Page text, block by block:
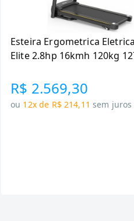
Esteira Ergometrica
Elite 2.8hp 16kmh 120kg
R$ 2.569,30
ou 12x de R$ 214,11 sem juros